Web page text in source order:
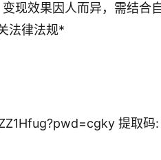
现效果因人而异，需结合
法律法规*
提取码: